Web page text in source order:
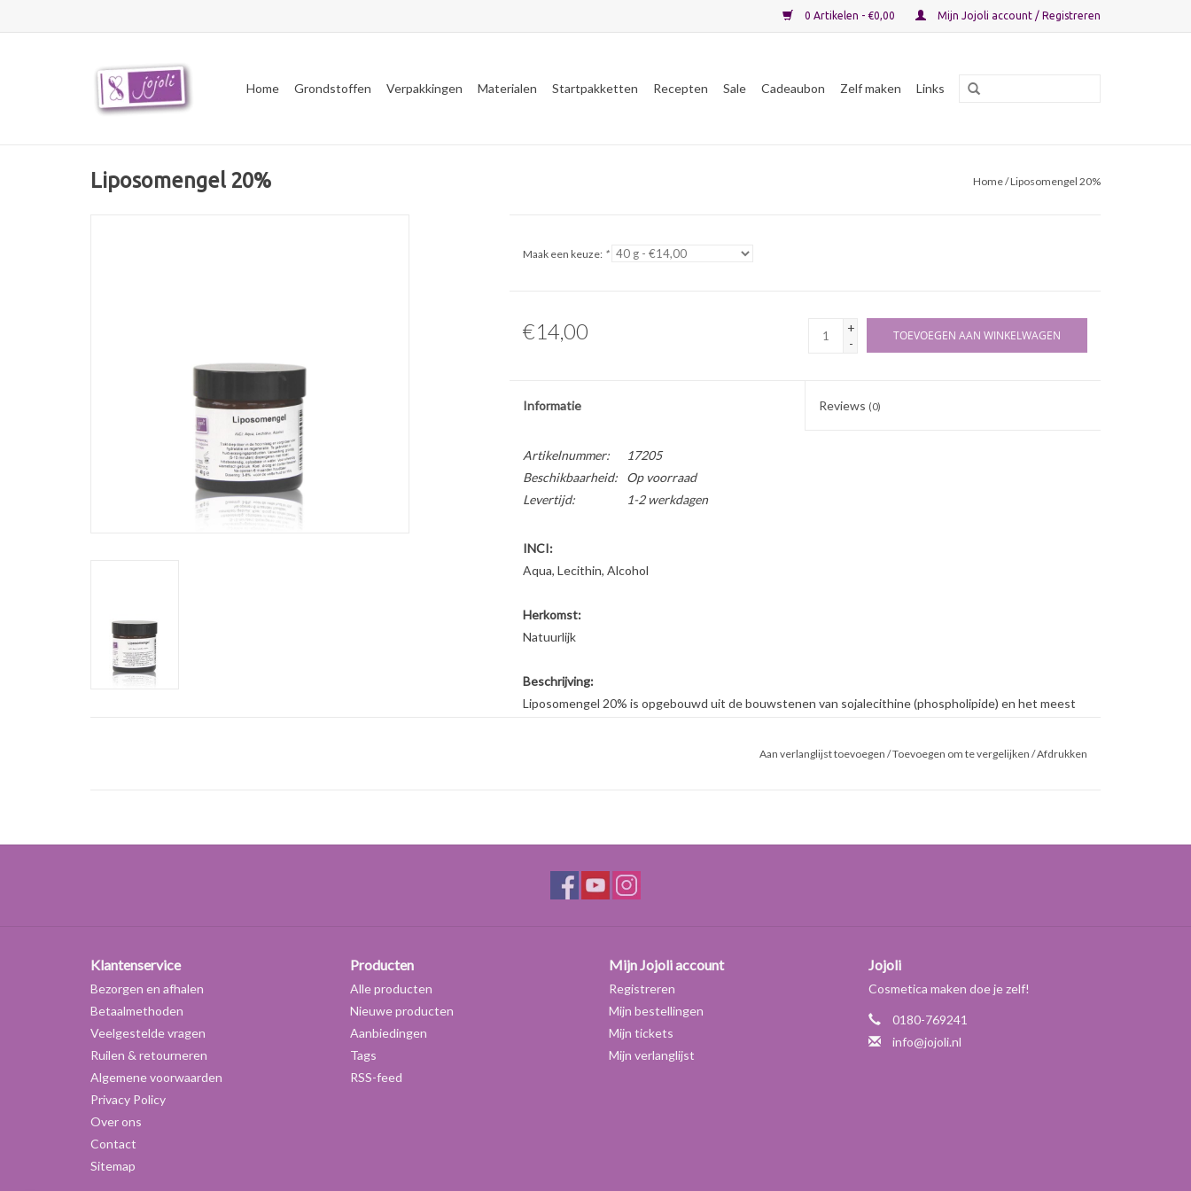
0 Artikelen - €0,00 Mijn Jojoli account / Registreren
Home Grondstoffen Verpakkingen Materialen Startpakketten Recepten Sale Cadeaubon Zelf maken Links
Liposomengel 20% Home/ Liposomengel 20%
Maak een keuze: *
€14,00
+
-
TOEVOEGEN AAN WINKELWAGEN
Informatie Reviews (0)
Artikelnummer:
17205
Beschikbaarheid:
Op voorraad
Levertijd:
1-2 werkdagen
INCI:
Aqua, Lecithin, Alcohol
Herkomst:
Natuurlijk
Beschrijving:
Liposomengel 20% is opgebouwd uit de bouwstenen van sojalecithine (phospholipide) en het meest
aandeel meervoudig onverzadigde vetzuren zonder chemische conservering. Liposomen dringen diep
Liposomengel wordt gebruikt in cosmetica voor de rijpe, droge, vochtarme huid en in hoge
Aan verlanglijst toevoegen /Toevoegen om te vergelijken /Afdrukken
Klantenservice
Bezorgen en afhalen
Betaalmethoden
Veelgestelde vragen
Ruilen & retourneren
Algemene voorwaarden
Privacy Policy
Over ons
Contact
Sitemap
Producten
Alle producten
Nieuwe producten
Aanbiedingen
Tags
RSS-feed
Mijn Jojoli account
Registreren
Mijn bestellingen
Mijn tickets
Mijn verlanglijst
Jojoli
Cosmetica maken doe je zelf!
0180-769241
info@jojoli.nl